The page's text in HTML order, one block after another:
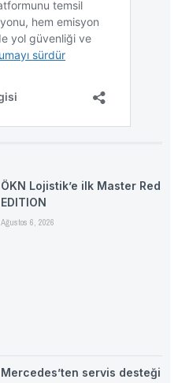
ÖKN Lojistik’e ilk Master Red
EDITION
Ağustos 6, 2026
Mercedes’ten servis desteği